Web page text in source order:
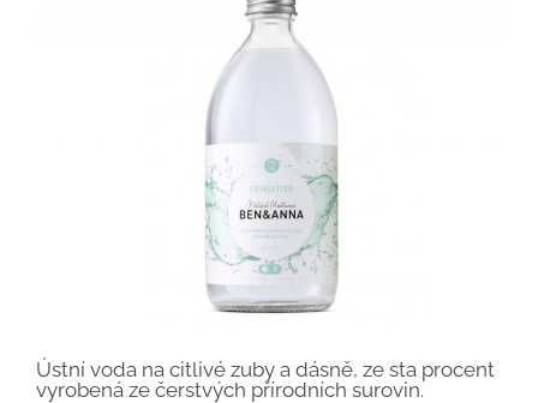
Ústní voda na citlivé zuby a dásně, ze sta procent
vyrobená ze čerstvých přírodních surovin.